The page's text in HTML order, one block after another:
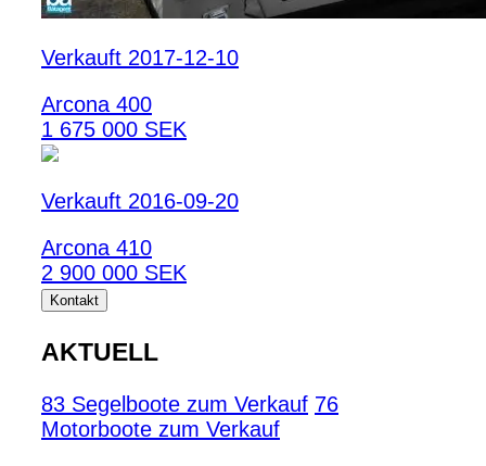
Verkauft 2017-12-10
Arcona 400
1 675 000 SEK
Verkauft 2016-09-20
Arcona 410
2 900 000 SEK
Kontakt
AKTUELL
83 Segelboote zum Verkauf 76
Motorboote zum Verkauf